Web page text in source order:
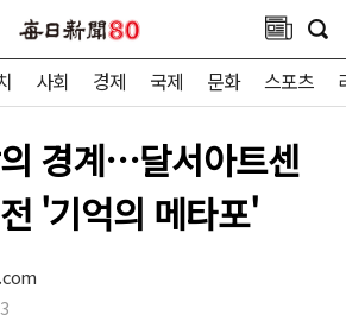
사회 경제 국제 문화 스포츠
경계…달서아트센
'기억의 메타포'